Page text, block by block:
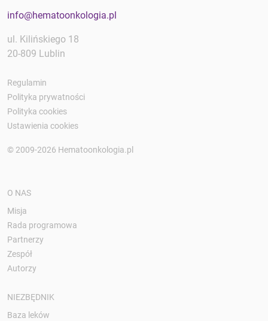
info@hematoonkologia.pl
ul. Kilińskiego 18
20-809 Lublin
Regulamin
Polityka prywatności
Polityka cookies
Ustawienia cookies
© 2009-2026 Hematoonkologia.pl
O NAS
Misja
Rada programowa
Partnerzy
Zespół
Autorzy
NIEZBĘDNIK
Baza leków